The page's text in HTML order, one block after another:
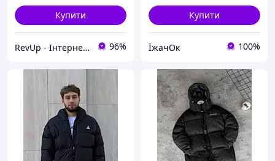
Купити
RevUp - Інтернет магазин стильних товарів 96%
Купити
ЇжачОк 100%